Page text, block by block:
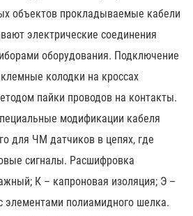
объектов прокладываемые кабели
электрические соединения
оборудования. Подключение
колодки на кроссах
пайки проводов на контакты.
модификации кабеля
для ЧМ датчиков в цепях, где
сигналы. Расшифровка
К – капроновая изоляция; Э –
полиамидного шелка.